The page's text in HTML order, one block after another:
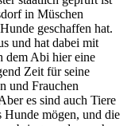
in Müschen
geschaffen hat.
und hat dabei mit
dem Abi hier eine
Zeit für seine
und Frauchen
es sind auch Tiere
mögen, und die